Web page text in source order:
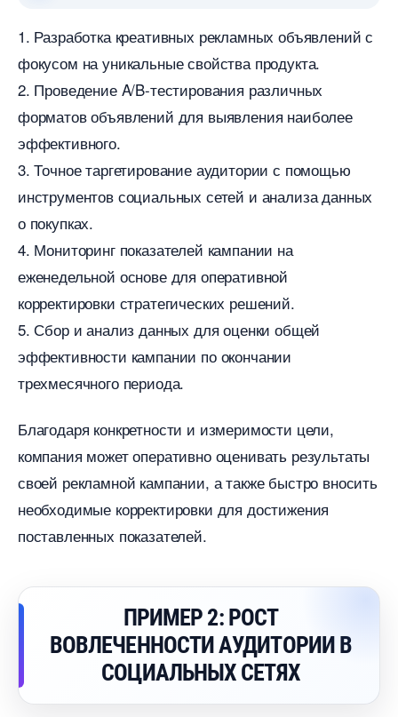
1. Разработка креативных рекламных объявлений с
фокусом на уникальные свойства продукта.
2. Проведение A/B-тестирования различных
форматов объявлений для выявления наиболее
эффективного.
3. Точное таргетирование аудитории с помощью
инструментов социальных сетей и анализа данных
о покупках.
4. Мониторинг показателей кампании на
еженедельной основе для оперативной
корректировки стратегических решений.
5. Сбор и анализ данных для оценки общей
эффективности кампании по окончании
трехмесячного периода.
Благодаря конкретности и измеримости цели,
компания может оперативно оценивать результаты
своей рекламной кампании, а также быстро вносить
необходимые корректировки для достижения
поставленных показателей.
ПРИМЕР 2: РОСТ
ОВЛЕЧЕННОСТИ АУДИТОРИИ
СОЦИАЛЬНЫХ СЕТЯХ